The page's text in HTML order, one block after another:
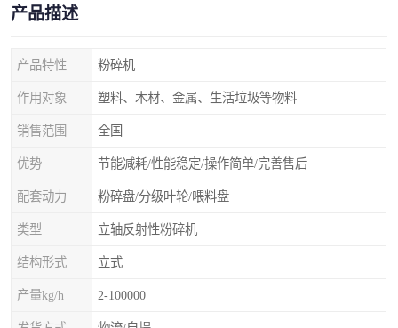
产品描述
产品特性 粉碎机
作用对象 塑料、木材、金属、生活垃圾等物料
销售范围 全国
优势 节能减耗/性能稳定/操作简单/完善售后
配套动力 粉碎盘/分级叶轮/喂料盘
类型 立轴反射性粉碎机
结构形式 立式
产量kg/h 2-100000